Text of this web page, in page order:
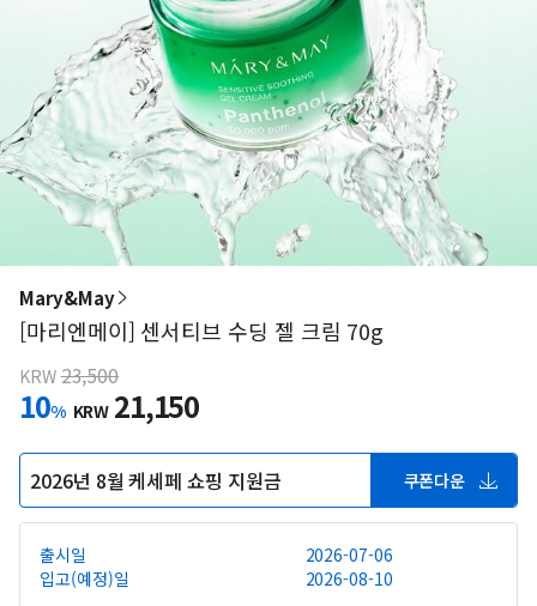
Mary&May
[마리엔메이] 센서티브 수딩 젤 크림 70g
KRW 23,500
10% KRW 21,150
2026년 8월 케세페 쇼핑 지원금 쿠폰다운
출시일
2026-07-06
입고(예정)일
2026-08-10